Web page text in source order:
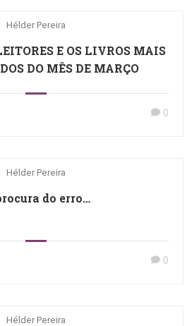
Hélder Pereira
E OS LIVROS MAIS
DO MÊS DE MARÇO
0
Hélder Pereira
do erro…
0
Hélder Pereira